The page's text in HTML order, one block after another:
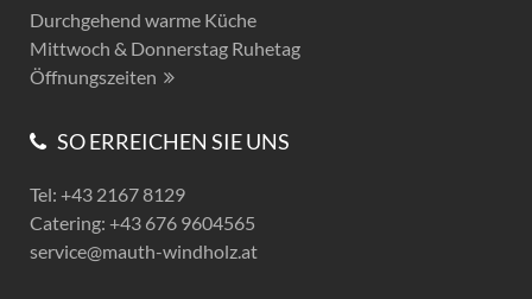
Durchgehend warme Küche
Mittwoch & Donnerstag Ruhetag
Öffnungszeiten
SO ERREICHEN SIE UNS
Tel: +43 2167 8129
Catering: +43 676 9604565
service@mauth-windholz.at